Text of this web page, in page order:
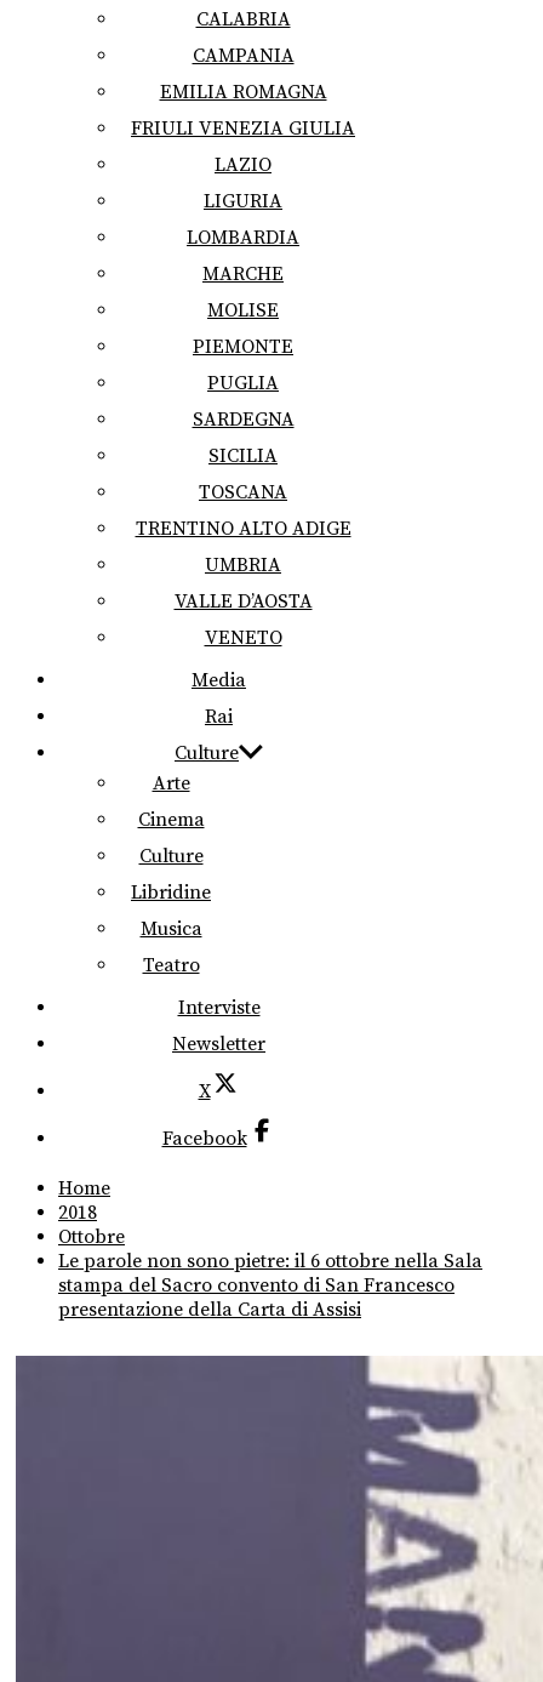
CALABRIA
CAMPANIA
EMILIA ROMAGNA
FRIULI VENEZIA GIULIA
LAZIO
LIGURIA
LOMBARDIA
MARCHE
MOLISE
PIEMONTE
PUGLIA
SARDEGNA
SICILIA
TOSCANA
TRENTINO ALTO ADIGE
UMBRIA
VALLE D’AOSTA
VENETO
Media
Rai
Culture
Arte
Cinema
Culture
Libridine
Musica
Teatro
Interviste
Newsletter
X
Facebook
Home
2018
Ottobre
Le parole non sono pietre: il 6 ottobre nella Sala
stampa del Sacro convento di San Francesco
presentazione della Carta di Assisi